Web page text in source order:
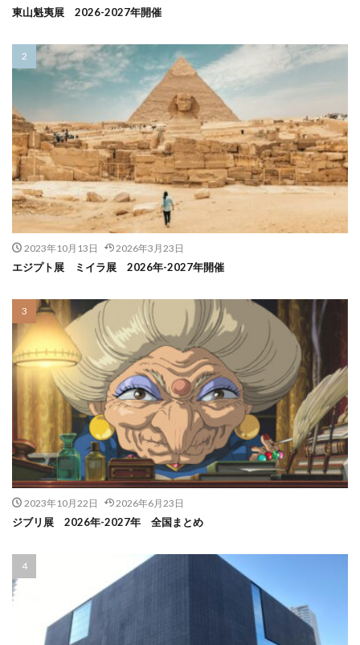
東山魁夷展 2026-2027年開催
2023年10月13日 2026年3月23日
エジプト展 ミイラ展 2026年-2027年開催
2023年10月22日 2026年6月23日
ジブリ展 2026年-2027年 全国まとめ